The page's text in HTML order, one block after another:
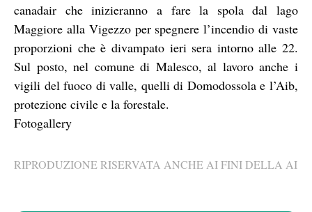
canadair che inizieranno a fare la spola dal lago
Maggiore alla Vigezzo per spegnere l’incendio di vaste
proporzioni che è divampato ieri sera intorno alle 22.
Sul posto, nel comune di Malesco, al lavoro anche i
vigili del fuoco di valle, quelli di Domodossola e l’Aib,
protezione civile e la forestale.
Fotogallery
RIPRODUZIONE RISERVATA ANCHE AI FINI DELLA AI